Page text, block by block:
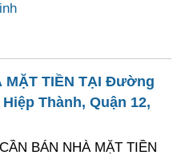
MẶT TIỀN TẠI Đường
Thành, Quận 12,
BÁN NHÀ MẶT TIỀN